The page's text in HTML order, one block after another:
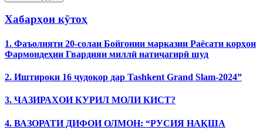
Хабарҳои кӯтоҳ
1. Фаъолияти 20-солаи Бойгонии марказии Раёсати корҳои
Фармондеҳии Гвардияи миллӣ натиҷагирӣ шуд
2. Иштироки 16 ҷудокор дар Tashkent Grand Slam-2024”
3. ҶАЗИРАҲОИ КУРИЛ МОЛИ КИСТ?
4. ВАЗОРАТИ ДИФОИ ОЛМОН: “РУСИЯ НАҚША